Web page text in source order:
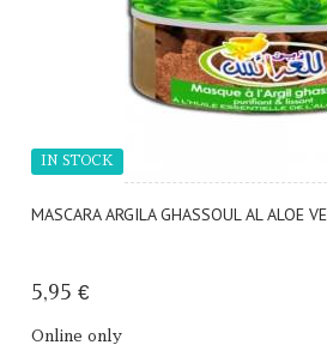
MASCARA ARGILA GHASSOUL AL ALOE
5,95 €
Online only
IN STOCK